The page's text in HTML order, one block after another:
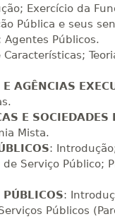
Visualizar
Visualizar
Visualizar
Visualizar
Exercício da
Pública e seus
Públicos.
AGÊNCIAS
E
Mista.
:
Serviço Público;
PÚBLICOS:
Públicos